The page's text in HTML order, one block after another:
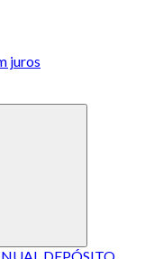
juros